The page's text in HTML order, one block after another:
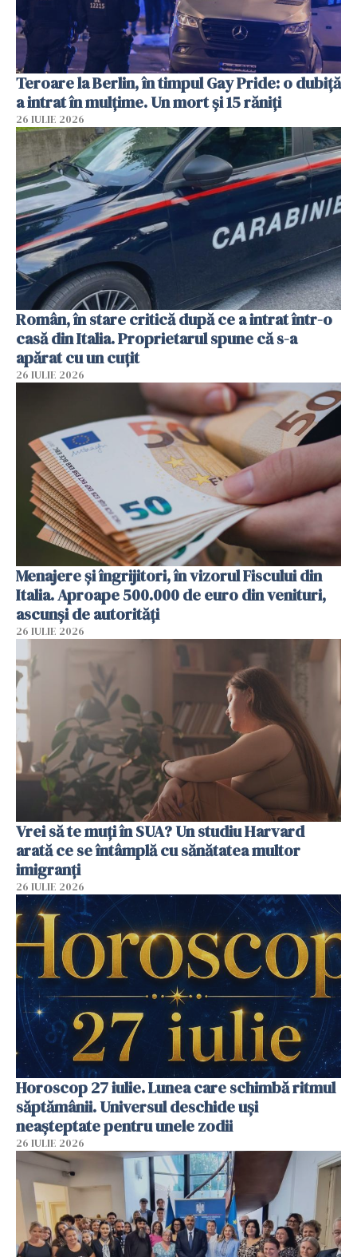
Teroare la Berlin, în timpul Gay Pride: o dubiță
a intrat în mulțime. Un mort și 15 răniți
26 IULIE 2026
Român, în stare critică după ce a intrat într-o
casă din Italia. Proprietarul spune că s-a
apărat cu un cuțit
26 IULIE 2026
Menajere și îngrijitori, în vizorul Fiscului din
Italia. Aproape 500.000 de euro din venituri,
ascunși de autorități
26 IULIE 2026
Vrei să te muți în SUA? Un studiu Harvard
arată ce se întâmplă cu sănătatea multor
imigranți
26 IULIE 2026
Horoscop 27 iulie. Lunea care schimbă ritmul
săptămânii. Universul deschide uși
neașteptate pentru unele zodii
26 IULIE 2026